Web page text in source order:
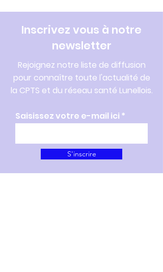
Inscrivez vous à notre
newsletter
Rejoignez notre liste de diffusion
pour connaître toute l'actualité de
la CPTS et du réseau santé Lunellois.
Saisissez votre e-mail ici
S'inscrire